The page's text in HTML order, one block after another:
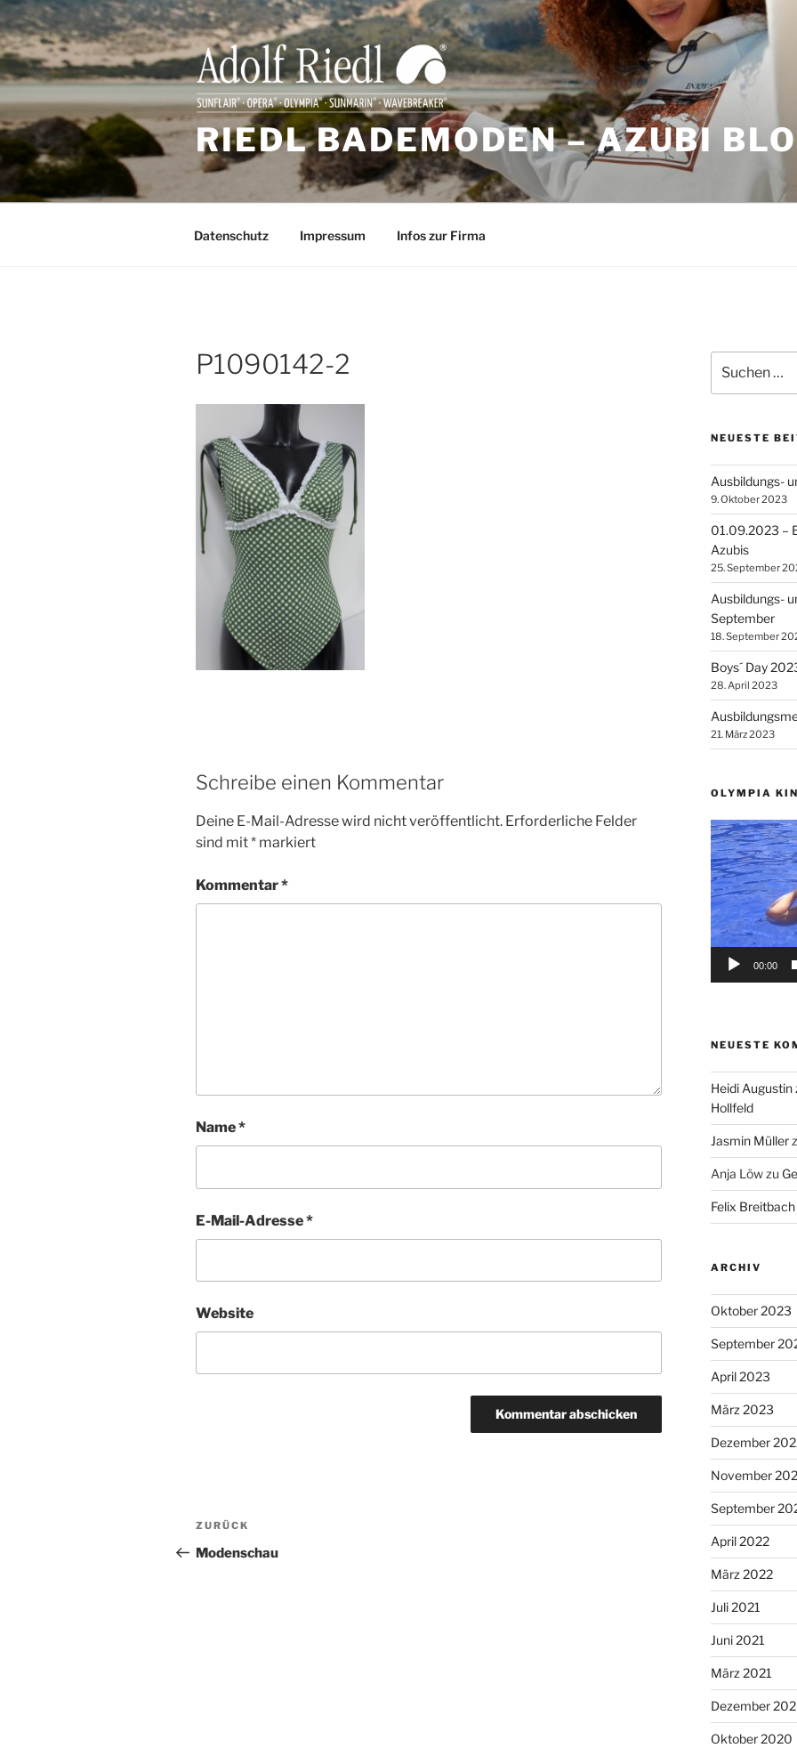
Zum
Inhalt
springen
RIEDL BADEMODEN – AZUBI
Datenschutz Impressum Infos zur Firma
P1090142-2
Schreibe einen Kommentar
Deine E-Mail-Adresse wird nicht veröffentlicht. Erforderliche Felder
sind mit* markiert
Kommentar*
Name*
E-Mail-Adresse*
Website
Beitragsnavigation
Vorheriger
Beitrag
ZURÜCK
Modenschau
nach:
NEUESTE
Ausbildungs-
9. Oktober 2023
01.09.2023 –
Azubis
25. September
Ausbildungs-
September
18. September
Boys´ Day
28. April 2023
21. März 2023
OLYMPIA
Video-
Player
00:00
NEUESTE
Heidi Augustin
Hollfeld
Jasmin Müller
Anja Löwzu
Felix Breitbach
ARCHIV
Oktober 2023
September
April 2023
März 2023
Dezember
November
September
April 2022
März 2022
Juli 2021
Juni 2021
März 2021
Dezember
Oktober 2020